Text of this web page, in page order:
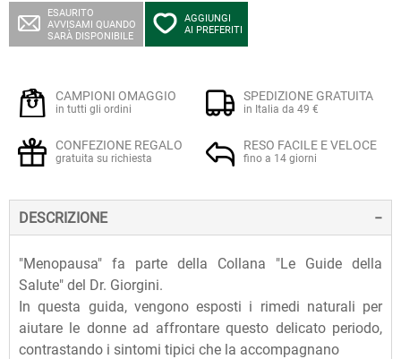
ESAURITO
AVVISAMI QUANDO
SARÀ DISPONIBILE
AGGIUNGI
AI PREFERITI
CAMPIONI OMAGGIO
in tutti gli ordini
SPEDIZIONE GRATUITA
in Italia da 49 €
CONFEZIONE REGALO
gratuita su richiesta
RESO FACILE E VELOCE
fino a 14 giorni
DESCRIZIONE
"Menopausa" fa parte della Collana "Le Guide della
Salute" del Dr. Giorgini.
In questa guida, vengono esposti i rimedi naturali per
aiutare le donne ad affrontare questo delicato periodo,
contrastando i sintomi tipici che la accompagnano